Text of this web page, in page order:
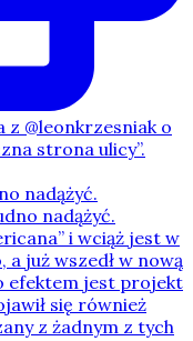
nadążyć.